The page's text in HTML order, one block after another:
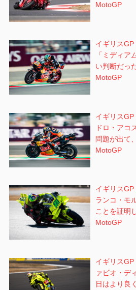
MotoGP
イギリス
「ミディア
い判断だっ
MotoGP
イギリス
ドロ・アコ
問題が出て
MotoGP
イギリス
ランコ・モ
ことを証明
MotoGP
イギリス
ァビオ・デ
日はより良